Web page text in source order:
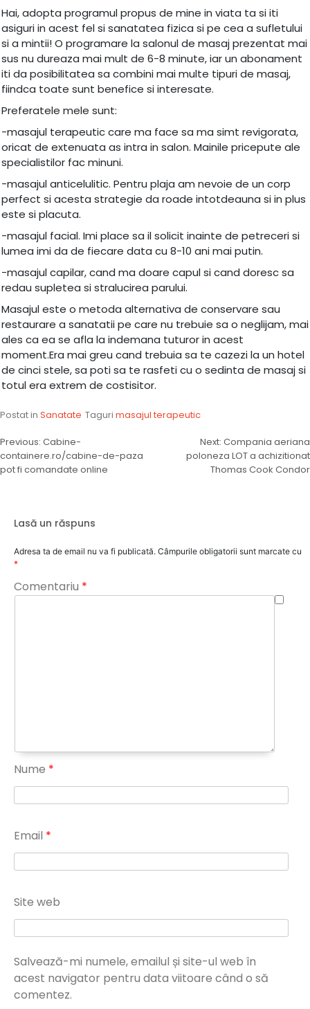
Hai, adopta programul propus de mine in viata ta si iti
asiguri in acest fel si sanatatea fizica si pe cea a sufletului
si a mintii! O programare la salonul de masaj prezentat mai
sus nu dureaza mai mult de 6-8 minute, iar un abonament
iti da posibilitatea sa combini mai multe tipuri de masaj,
fiindca toate sunt benefice si interesate.
Preferatele mele sunt:
-masajul terapeutic care ma face sa ma simt revigorata,
oricat de extenuata as intra in salon. Mainile pricepute ale
specialistilor fac minuni.
-masajul anticelulitic. Pentru plaja am nevoie de un corp
perfect si acesta strategie da roade intotdeauna si in plus
este si placuta.
-masajul facial. Imi place sa il solicit inainte de petreceri si
lumea imi da de fiecare data cu 8-10 ani mai putin.
-masajul capilar, cand ma doare capul si cand doresc sa
redau supletea si stralucirea parului.
Masajul este o metoda alternativa de conservare sau
restaurare a sanatatii pe care nu trebuie sa o neglijam, mai
ales ca ea se afla la indemana tuturor in acest
moment.Era mai greu cand trebuia sa te cazezi la un hotel
de cinci stele, sa poti sa te rasfeti cu o sedinta de masaj si
totul era extrem de costisitor.
Postat in Sanatate Taguri masajul terapeutic
Navigare
în
articole
Previous: Cabine-
containere.ro/cabine-de-paza
pot fi comandate online
Next: Compania aeriana
poloneza LOT a achizitionat
Thomas Cook Condor
Lasă un răspuns
Adresa ta de email nu va fi publicată. Câmpurile obligatorii sunt marcate cu
*
Comentariu *
Nume *
Email *
Site web
Salvează-mi numele, emailul și site-ul web în
acest navigator pentru data viitoare când o să
comentez.